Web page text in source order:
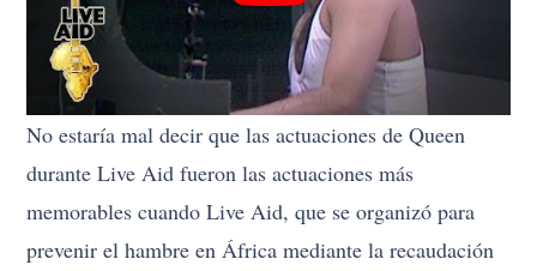
No estaría mal decir que las actuaciones de Queen
durante Live Aid fueron las actuaciones más
memorables cuando Live Aid, que se organizó para
prevenir el hambre en África mediante la recaudación